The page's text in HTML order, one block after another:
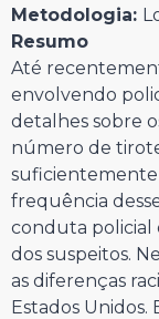
Metodologia:
Resumo
Até
envolvendo
detalhes sobre
número de
suficientemente
frequência
conduta policial
dos suspeitos.
as diferenças
Estados